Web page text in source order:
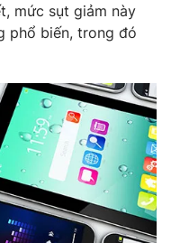
mức sụt giảm này
phổ biến, trong đó